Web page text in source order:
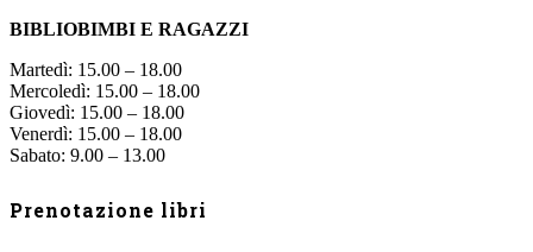
BIBLIOBIMBI E RAGAZZI
Martedì: 15.00 – 18.00
Mercoledì: 15.00 – 18.00
Giovedì: 15.00 – 18.00
Venerdì: 15.00 – 18.00
Sabato: 9.00 – 13.00
Prenotazione libri